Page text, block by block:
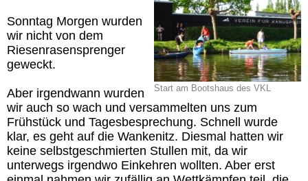
Start am Bootshaus des VKL
Sonntag Morgen wurden
wir nicht von dem
Riesenrasensprenger
geweckt.
Aber irgendwann wurden
wir auch so wach und versammelten uns zum
Frühstück und Tagesbesprechung. Schnell wurde
klar, es geht auf die Wankenitz. Diesmal hatten wir
keine selbstgeschmierten Stullen mit, da wir
unterwegs irgendwo Einkehren wollten. Aber erst